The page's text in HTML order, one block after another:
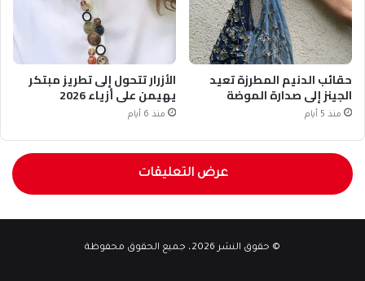
حقائب الدنيم المطرزة تعيد
الجينز إلى صدارة الموضة
منذ 5 أيام
الأزرار تتحول إلى تطريز مبتكر
يهيمن على أزياء 2026
منذ 6 أيام
عرض التعليقات
© حقوق النشر 2026، جميع الحقوق محفوظة